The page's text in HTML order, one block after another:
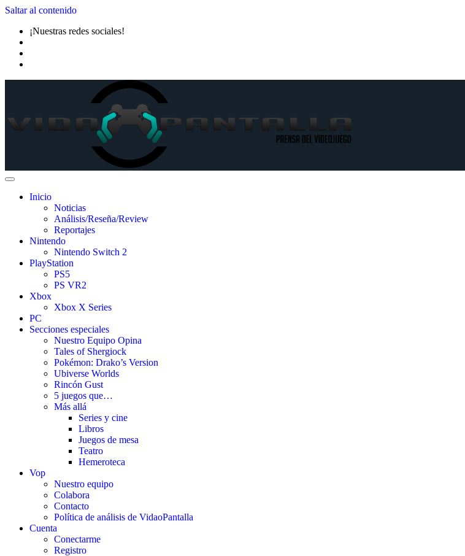
Saltar al contenido
¡Nuestras redes sociales!
Inicio
Noticias
Análisis/Reseña/Review
Reportajes
Nintendo
Nintendo Switch 2
PlayStation
PS5
PS VR2
Xbox
Xbox X Series
PC
Secciones especiales
Nuestro Equipo Opina
Tales of Shergiock
Pokémon: Drako’s Version
Ubiverse Worlds
Rincón Gust
5 juegos que…
Más allá
Series y cine
Libros
Juegos de mesa
Teatro
Hemeroteca
Vop
Nuestro equipo
Colabora
Contacto
Política de análisis de VidaoPantalla
Cuenta
Conectarme
Registro